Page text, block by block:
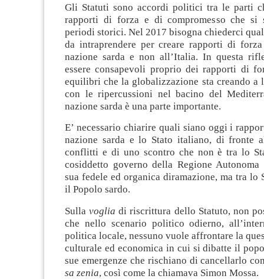
Gli Statuti sono accordi politici tra le parti
rapporti di forza e di compromesso che si
periodi storici. Nel 2017 bisogna chiederci
da intraprendere per creare rapporti di
nazione sarda e non all’Italia. In questa
essere consapevoli proprio dei rapporti di
equilibri che la globalizzazione sta creando a
con le ripercussioni nel bacino del
nazione sarda è una parte importante.
E’ necessario chiarire quali siano oggi i
nazione sarda e lo Stato italiano, di fronte
conflitti e di uno scontro che non è tra lo
cosiddetto governo della Regione Autonoma
sua fedele ed organica diramazione, ma tra lo
il Popolo sardo.
Sullavoglia di riscrittura dello Statuto, non
che nello scenario politico odierno,
politica locale, nessuno vuole affrontare la
culturale ed economica in cui si dibatte il
sue emergenze che rischiano di cancellarlo
sa zenia, così come la chiamava Simon Mossa.